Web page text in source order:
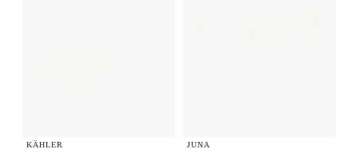
KÄHLER
JUNA